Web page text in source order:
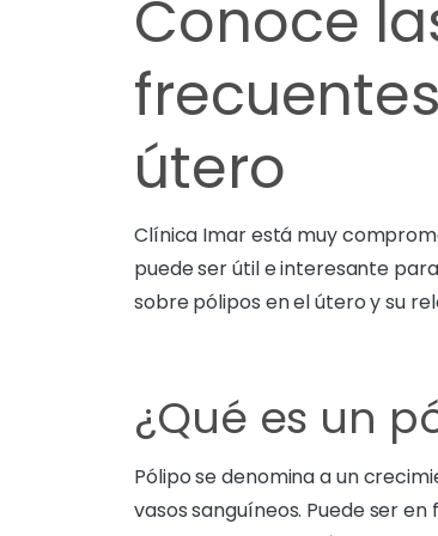
Conoce
útero
Clínica Imar está muy
puede ser útil e interesante
sobre pólipos en el útero y su
¿Qué es un
Pólipo se denomina a un
vasos sanguíneos. Puede ser